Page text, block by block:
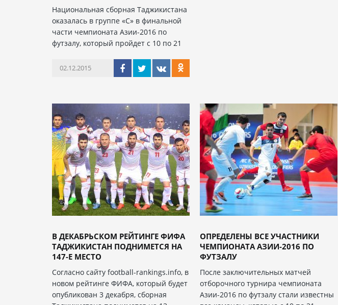
Национальная сборная Таджикистана
оказалась в группе «С» в финальной
части чемпионата Азии-2016 по
футзалу, который пройдет с 10 по 21
02.12.2015
В ДЕКАБРЬСКОМ РЕЙТИНГЕ ФИФА
ТАДЖИКИСТАН ПОДНИМЕТСЯ НА
147-Е МЕСТО
Согласно сайту football-rankings.info, в
новом рейтинге ФИФА, который будет
опубликован 3 декабря, сборная
ОПРЕДЕЛЕНЫ ВСЕ УЧАСТНИКИ
ЧЕМПИОНАТА АЗИИ-2016 ПО
ФУТЗАЛУ
После заключительных матчей
отборочного турнира чемпионата
Азии-2016 по футзалу стали известны